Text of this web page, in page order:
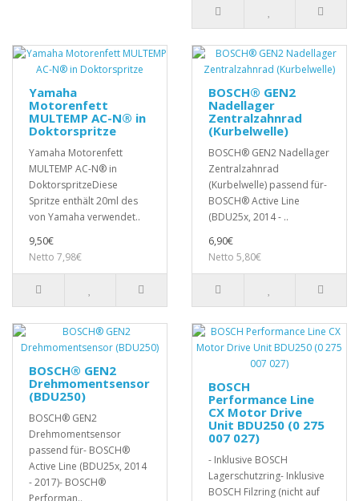
Yamaha
Motorenfett
MULTEMP AC-N® in
Doktorspritze
Yamaha Motorenfett
MULTEMP AC-N® in
DoktorspritzeDiese
Spritze enthält 20ml des
von Yamaha verwendet..
9,50€
Netto 7,98€
BOSCH® GEN2
Nadellager
Zentralzahnrad
(Kurbelwelle)
BOSCH® GEN2 Nadellager
Zentralzahnrad
(Kurbelwelle) passend für-
BOSCH® Active Line
(BDU25x, 2014 - ..
6,90€
Netto 5,80€
BOSCH® GEN2
Drehmomentsensor
(BDU250)
BOSCH® GEN2
Drehmomentsensor
passend für- BOSCH®
Active Line (BDU25x, 2014
- 2017)- BOSCH®
Performan..
BOSCH
Performance Line
CX Motor Drive
Unit BDU250 (0 275
007 027)
- Inklusive BOSCH
Lagerschutzring- Inklusive
BOSCH Filzring (nicht auf